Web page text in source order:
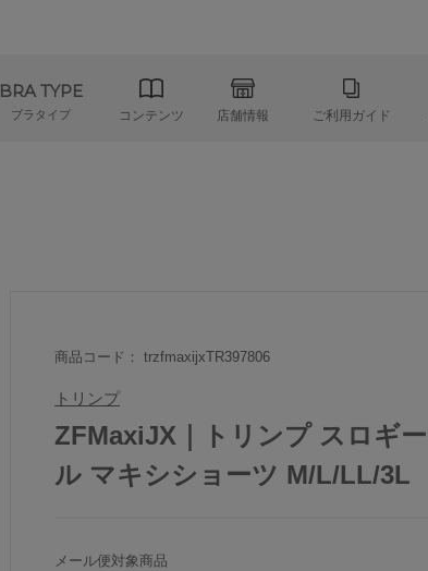
BRA TYPE
ブラタイプ コンテンツ 店舗情報 ご利用ガイド
商品コード： trzfmaxijxTR397806
トリンプ
ZFMaxiJX｜トリンプ スロギ
ル マキシショーツ M/L/LL/3L
メール便対象商品